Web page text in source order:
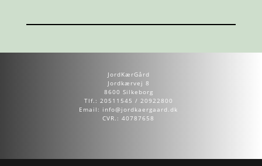
JordKærGård
Jordkærvej 8
8600 Silkeborg
Tlf.: 20511545 / 20922800
Email: info@jordkaergaard.dk
CVR.: 40787658